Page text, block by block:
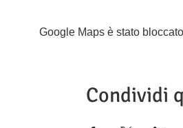
Google Maps è stato
Condividi